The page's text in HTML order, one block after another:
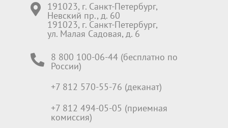
191023, г. Санкт-Петербург,
Невский пр., д. 60
191023, г. Санкт-Петербург,
ул. Малая Садовая, д. 6
8 800 100-06-44 (бесплатно по
России)
+7 812 570-55-76 (деканат)
+7 812 494-05-05 (приемная
комиссия)